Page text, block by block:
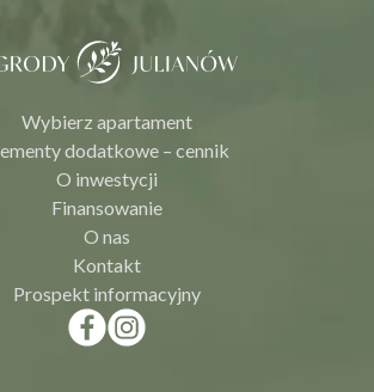
Wybierz apartament
dodatkowe – cennik
O inwestycji
Finansowanie
O nas
Kontakt
Prospekt informacyjny